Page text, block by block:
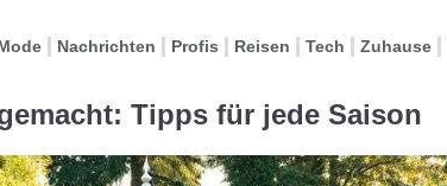
Nachrichten Profis Reisen Tech Zuhause
Tipps für jede Saison